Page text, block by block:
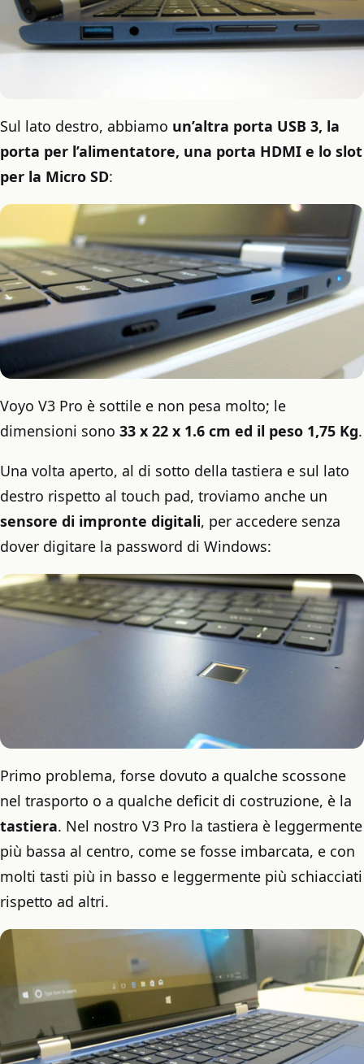
Sul lato destro, abbiamo un’altra porta USB 3, la
porta per l’alimentatore, una porta HDMI e lo slot
per la Micro SD:
Voyo V3 Pro è sottile e non pesa molto; le
dimensioni sono 33 x 22 x 1.6 cm ed il peso 1,75 Kg.
Una volta aperto, al di sotto della tastiera e sul lato
destro rispetto al touch pad, troviamo anche un
sensore di impronte digitali, per accedere senza
dover digitare la password di Windows:
Primo problema, forse dovuto a qualche scossone
nel trasporto o a qualche deficit di costruzione, è la
tastiera. Nel nostro V3 Pro la tastiera è leggermente
più bassa al centro, come se fosse imbarcata, e con
molti tasti più in basso e leggermente più schiacciati
rispetto ad altri.